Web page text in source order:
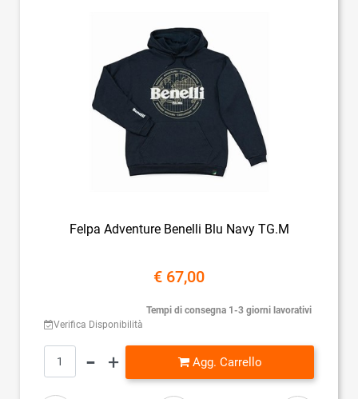
Felpa Adventure Benelli Blu Navy TG.M
€ 67,00
Verifica Disponibilità
Tempi di consegna 1-3 giorni lavorativi
Quantità
Agg. Carrello